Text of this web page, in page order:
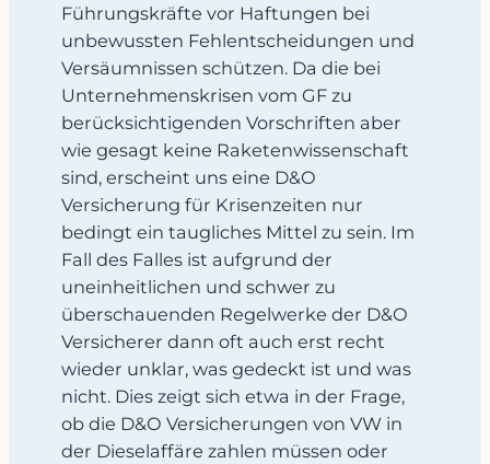
Führungskräfte vor Haftungen bei
unbewussten Fehlentscheidungen und
Versäumnissen schützen. Da die bei
Unternehmenskrisen vom GF zu
berücksichtigenden Vorschriften aber
wie gesagt keine Raketenwissenschaft
sind, erscheint uns eine D&O
Versicherung für Krisenzeiten nur
bedingt ein taugliches Mittel zu sein. Im
Fall des Falles ist aufgrund der
uneinheitlichen und schwer zu
überschauenden Regelwerke der D&O
Versicherer dann oft auch erst recht
wieder unklar, was gedeckt ist und was
nicht. Dies zeigt sich etwa in der Frage,
ob die D&O Versicherungen von VW in
der Dieselaffäre zahlen müssen oder